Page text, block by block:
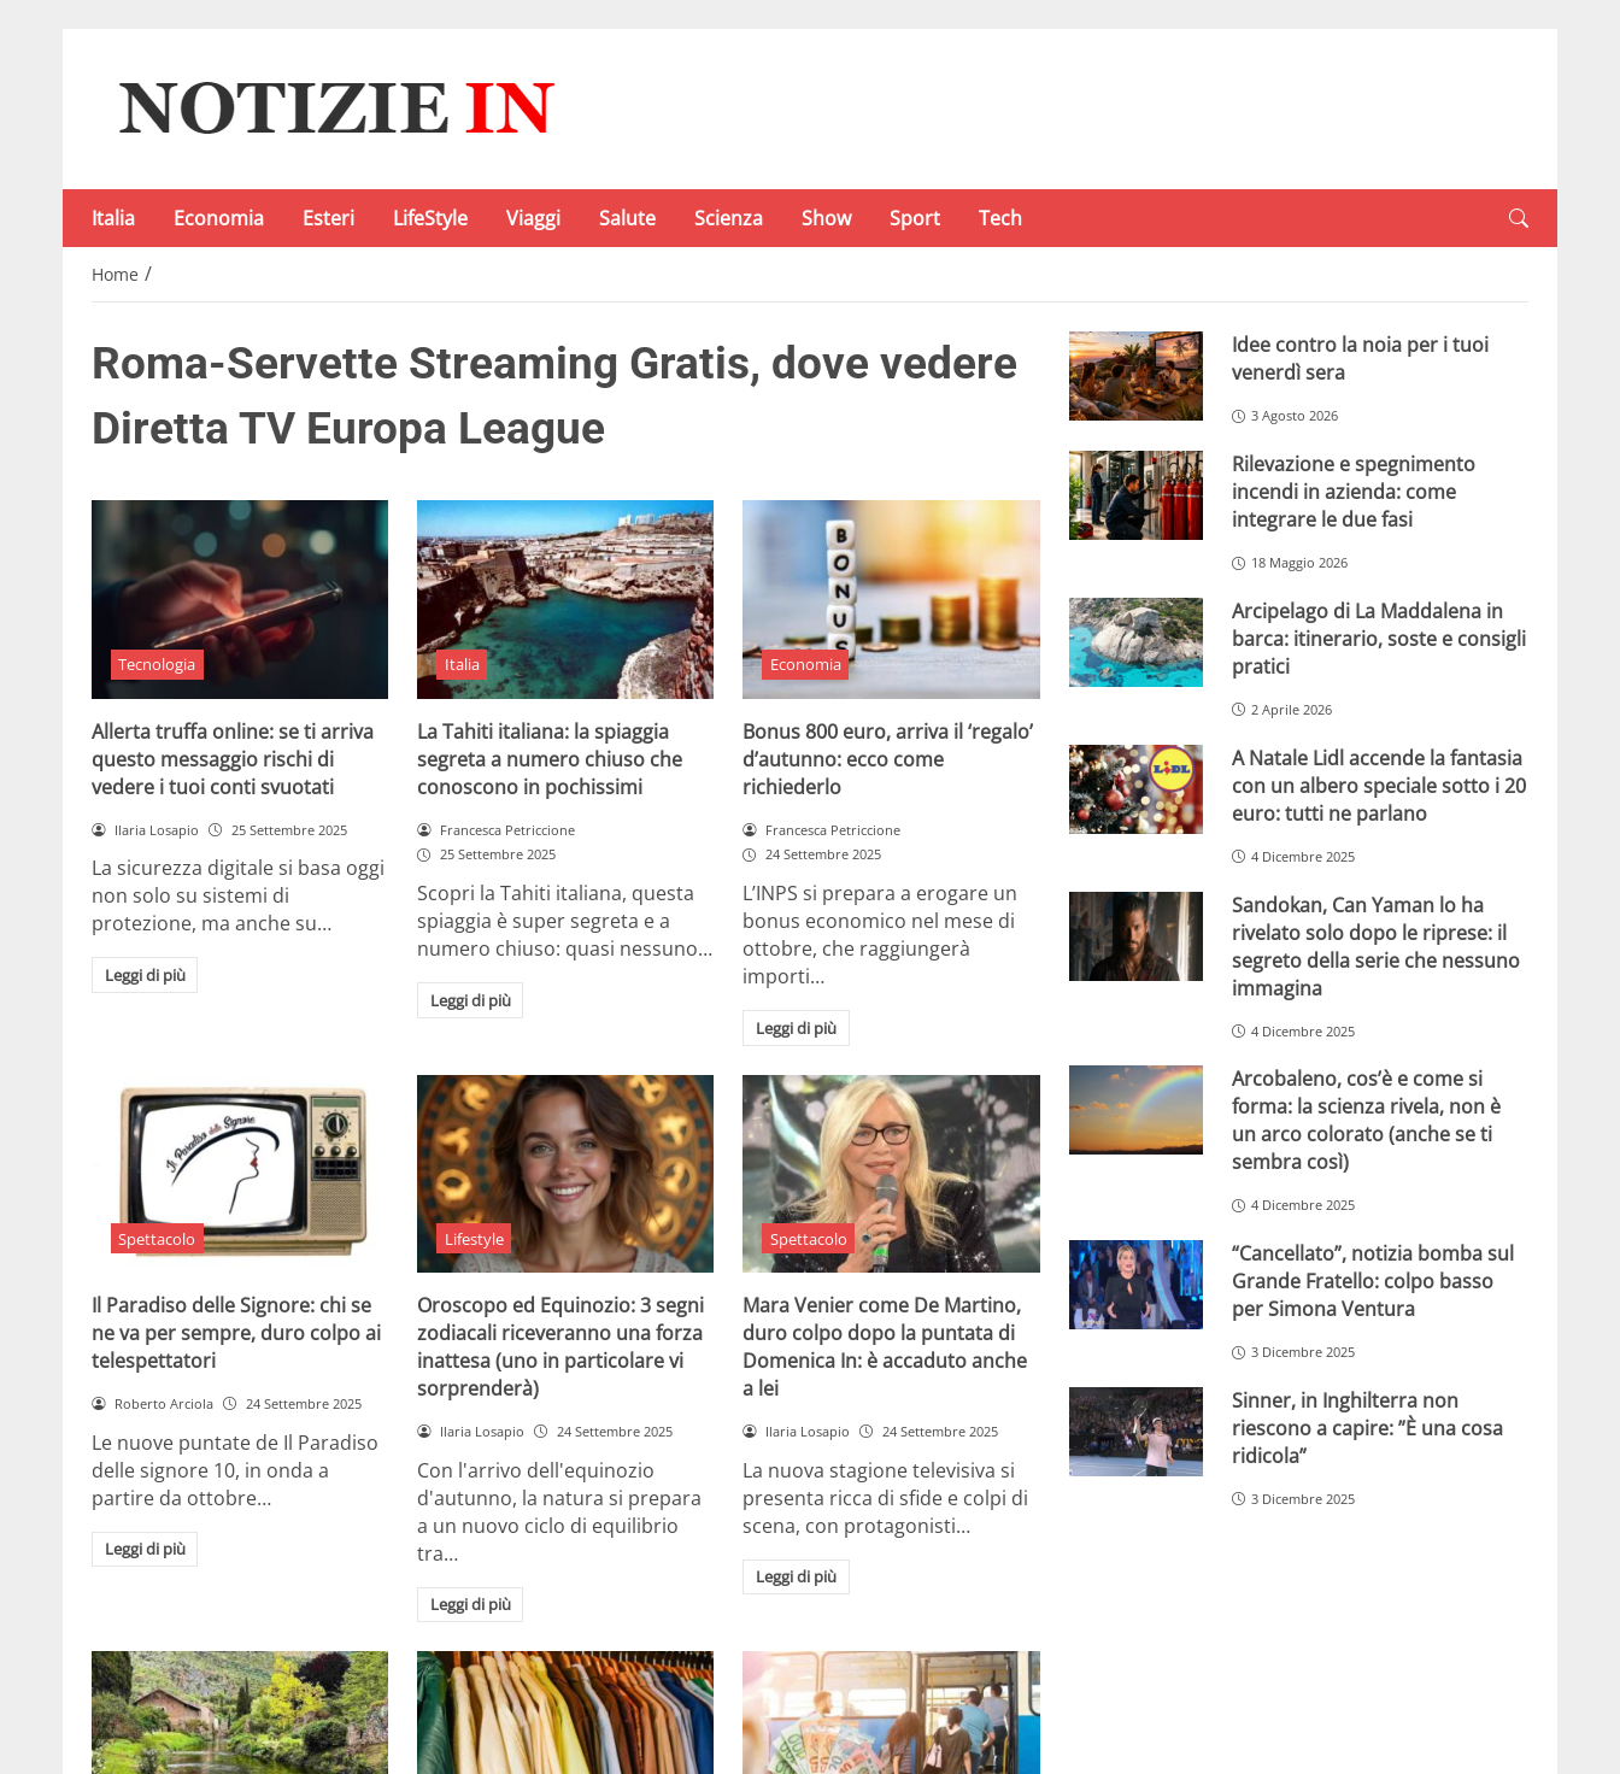
Italia Economia Esteri LifeStyle Viaggi Salute Scienza Show Sport Tech
Home /
Roma-Servette Streaming Gratis, dove vedere
Diretta TV Europa League
Tecnologia
Allerta truffa online: se ti arriva
questo messaggio rischi di
vedere i tuoi conti svuotati
Ilaria Losapio 25 Settembre 2025
La sicurezza digitale si basa oggi
non solo su sistemi di
protezione, ma anche su…
Leggi di più
Italia
La Tahiti italiana: la spiaggia
segreta a numero chiuso che
conoscono in pochissimi
Francesca Petriccione
25 Settembre 2025
Scopri la Tahiti italiana, questa
spiaggia è super segreta e a
numero chiuso: quasi nessuno…
Leggi di più
Economia
Bonus 800 euro, arriva il ‘regalo’
d’autunno: ecco come
richiederlo
Francesca Petriccione
24 Settembre 2025
L’INPS si prepara a erogare un
bonus economico nel mese di
ottobre, che raggiungerà
importi…
Leggi di più
Spettacolo
Il Paradiso delle Signore: chi se
ne va per sempre, duro colpo ai
telespettatori
Roberto Arciola 24 Settembre 2025
Le nuove puntate de Il Paradiso
delle signore 10, in onda a
partire da ottobre…
Leggi di più
Lifestyle
Oroscopo ed Equinozio: 3 segni
zodiacali riceveranno una forza
inattesa (uno in particolare vi
sorprenderà)
Ilaria Losapio 24 Settembre 2025
Con l'arrivo dell'equinozio
d'autunno, la natura si prepara
a un nuovo ciclo di equilibrio
tra…
Leggi di più
Spettacolo
Mara Venier come De Martino,
duro colpo dopo la puntata di
Domenica In: è accaduto anche
a lei
Ilaria Losapio 24 Settembre 2025
La nuova stagione televisiva si
presenta ricca di sfide e colpi di
scena, con protagonisti…
Leggi di più
Idee contro la noia per i tuoi
venerdì sera
3 Agosto 2026
Rilevazione e spegnimento
incendi in azienda: come
integrare le due fasi
18 Maggio 2026
Arcipelago di La Maddalena in
barca: itinerario, soste e consigli
pratici
2 Aprile 2026
A Natale Lidl accende la fantasia
con un albero speciale sotto i 20
euro: tutti ne parlano
4 Dicembre 2025
Sandokan, Can Yaman lo ha
rivelato solo dopo le riprese: il
segreto della serie che nessuno
immagina
4 Dicembre 2025
Arcobaleno, cos’è e come si
forma: la scienza rivela, non è
un arco colorato (anche se ti
sembra così)
4 Dicembre 2025
“Cancellato”, notizia bomba sul
Grande Fratello: colpo basso
per Simona Ventura
3 Dicembre 2025
Sinner, in Inghilterra non
riescono a capire: ”È una cosa
ridicola”
3 Dicembre 2025